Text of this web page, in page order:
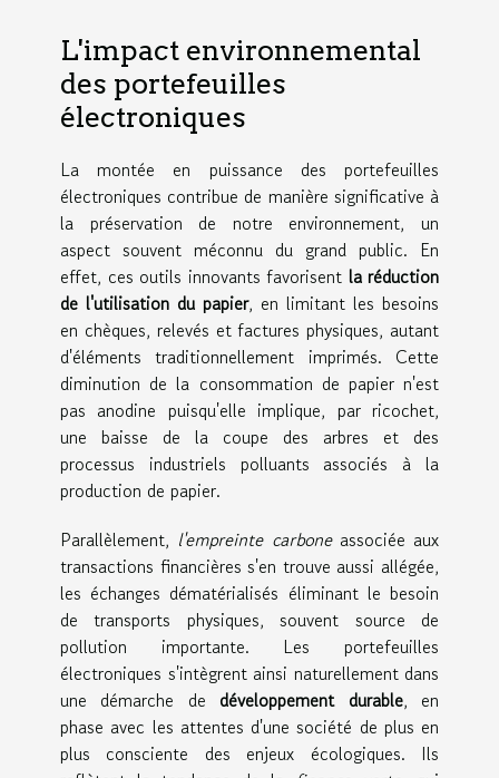
L'impact environnemental
des portefeuilles
électroniques
La montée en puissance des portefeuilles
électroniques contribue de manière significative à
la préservation de notre environnement, un
aspect souvent méconnu du grand public. En
effet, ces outils innovants favorisent la réduction
de l'utilisation du papier, en limitant les besoins
en chèques, relevés et factures physiques, autant
d'éléments traditionnellement imprimés. Cette
diminution de la consommation de papier n'est
pas anodine puisqu'elle implique, par ricochet,
une baisse de la coupe des arbres et des
processus industriels polluants associés à la
production de papier.
Parallèlement, l'empreinte carboneassociée aux
transactions financières s'en trouve aussi allégée,
les échanges dématérialisés éliminant le besoin
de transports physiques, souvent source de
pollution importante. Les portefeuilles
électroniques s'intègrent ainsi naturellement dans
une démarche de développement durable, en
phase avec les attentes d'une société de plus en
plus consciente des enjeux écologiques. Ils